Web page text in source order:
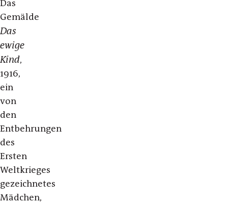
Das
Gemälde
Das
ewige
Kind,
1916,
ein
von
den
Entbehrungen
des
Ersten
Weltkrieges
gezeichnetes
Mädchen,